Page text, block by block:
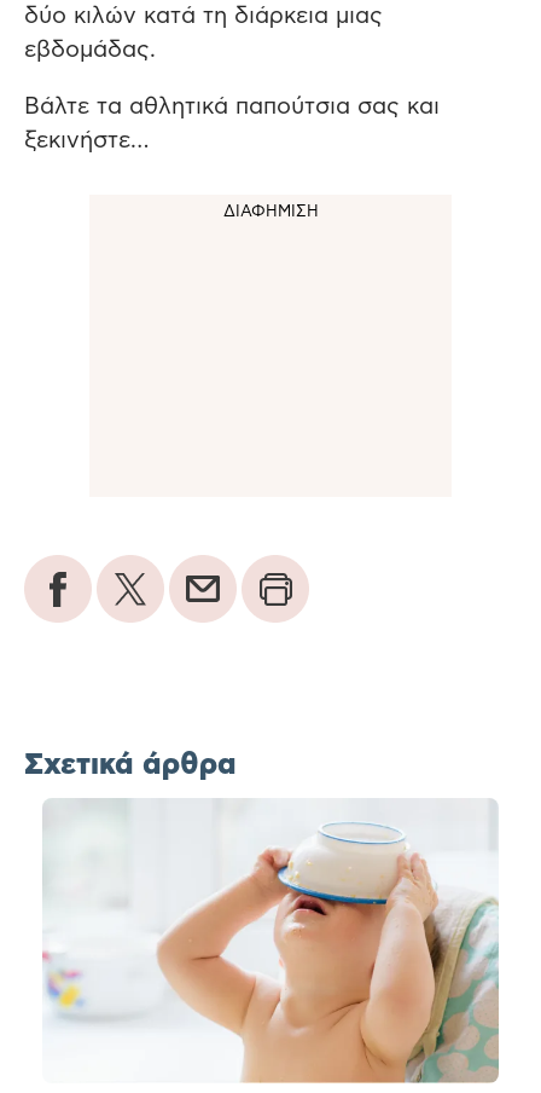
δύο κιλών κατά τη διάρκεια μιας
εβδομάδας.
Βάλτε τα αθλητικά παπούτσια σας και
ξεκινήστε…
Σχετικά άρθρα